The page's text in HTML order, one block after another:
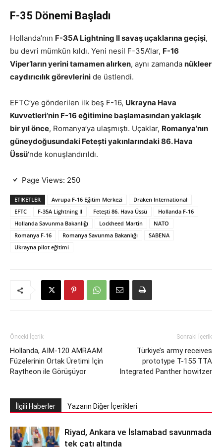
F-35 Dönemi Başladı
Hollanda’nın F-35A Lightning II savaş uçaklarına geçişi,
bu devri mümkün kıldı. Yeni nesil F-35A’lar, F-16
Viper’ların yerini tamamen alırken, aynı zamanda nükleer
caydırıcılık görevlerini de üstlendi.
EFTC’ye gönderilen ilk beş F-16, Ukrayna Hava
Kuvvetleri’nin F-16 eğitimine başlamasından yaklaşık
bir yıl önce, Romanya’ya ulaşmıştı. Uçaklar, Romanya’nın
güneydoğusundaki Fetești yakınlarındaki 86. Hava
Üssü‘nde konuşlandırıldı.
Page Views: 250
ETIKETLER Avrupa F-16 Eğitim Merkezi
Draken International
EFTC
F-35A Lightning II Fetești 86. Hava Üssü
Hollanda F-16
Hollanda Savunma Bakanlığı
Lockheed Martin
NATO
Romanya F-16
Romanya Savunma Bakanlığı
SABENA
Ukrayna pilot eğitimi
Önceki İçerik
Hollanda, AIM-120 AMRAAM
Füzelerinin Ortak Üretimi İçin
Raytheon ile Görüşüyor
Sonraki İçerik
Türkiye’s army receives
prototype T-155 TTA
Integrated Panther howitzer
İlgili Haberler Yazarın Diğer İçerikleri
Riyad, Ankara ve İslamabad savunmada
tek çatı altında